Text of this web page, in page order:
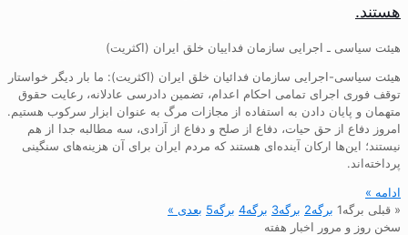
هستند.
هیئت سیاسی ـ اجرایی سازمان فداییان خلق ایران (اکثریت)
هیئت سیاسی-اجرایی سازمان فدائیان خلق ایران (اکثریت): ما بار دیگر خواستار
توقف فوری اجرای تمامی احکام اعدام، تضمین دادرسی عادلانه، رعایت حقوق
متهمان و پایان دادن به استفاده از مجازات مرگ به عنوان ابزار سرکوب هستیم.
امروز دفاع از حق حیات، دفاع از صلح و دفاع از آزادی، سه مطالبه جدا از هم
نیستند؛ این‌ها ارکان آینده‌ای هستند که مردم ایران برای آن هزینه‌های سنگینی
پرداخته‌اند.
ادامه »
« قبلی برگه1 برگه2 برگه3 برگه4 برگه5 بعدی »
سخن روز و مرور اخبار هفته